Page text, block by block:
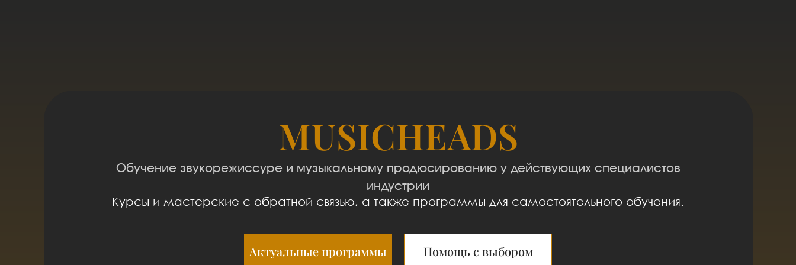
MUSICHEADS
Обучение звукорежиссуре и музыкальному продюсированию у действующих специалистов
индустрии
Курсы и мастерские с обратной связью, а также программы для самостоятельного обучения.
Актуальные программы Помощь с выбором